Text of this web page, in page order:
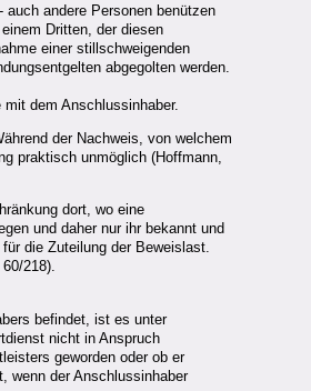
andere Personen benützen
Dritten, der diesen
einer stillschweigenden
abgegolten werden.
dem Anschlussinhaber.
der Nachweis, von welchem
praktisch unmöglich (Hoffmann,
dort, wo eine
und daher nur ihr bekannt und
die Zuteilung der Beweislast.
218).
befindet, ist es unter
nicht in Anspruch
geworden oder ob er
wenn der Anschlussinhaber